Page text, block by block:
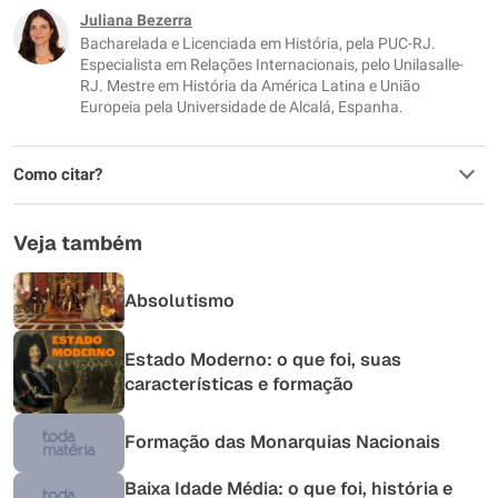
Este conteúdo não tem a informação que procuro
Outro
Juliana Bezerra
Bacharelada e Licenciada em História, pela PUC-RJ.
Especialista em Relações Internacionais, pelo Unilasalle-
RJ. Mestre em História da América Latina e União
Europeia pela Universidade de Alcalá, Espanha.
Como citar?
Veja também
Absolutismo
Estado Moderno: o que foi, suas
características e formação
Formação das Monarquias Nacionais
Baixa Idade Média: o que foi, história e